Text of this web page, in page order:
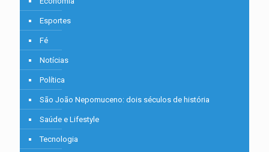
Esportes
Fé
Notícias
Política
São João Nepomuceno: dois séculos de história
Saúde e Lifestyle
Tecnologia